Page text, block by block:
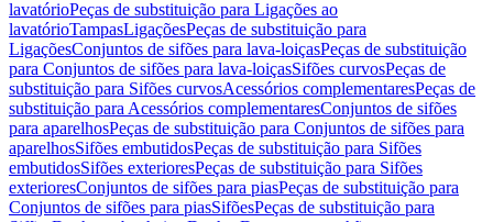
lavatórioPeças de substituição para Ligações ao
lavatórioTampasLigaçõesPeças de substituição para
LigaçõesConjuntos de sifões para lava-loiçasPeças de substituição
para Conjuntos de sifões para lava-loiçasSifões curvosPeças de
substituição para Sifões curvosAcessórios complementaresPeças de
substituição para Acessórios complementaresConjuntos de sifões
para aparelhosPeças de substituição para Conjuntos de sifões para
aparelhosSifões embutidosPeças de substituição para Sifões
embutidosSifões exterioresPeças de substituição para Sifões
exterioresConjuntos de sifões para piasPeças de substituição para
Conjuntos de sifões para piasSifõesPeças de substituição para